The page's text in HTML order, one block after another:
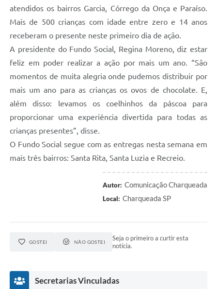
atendidos os bairros Garcia, Córrego da Onça e Paraíso.
Mais de 500 crianças com idade entre zero e 14 anos
receberam o presente neste primeiro dia de ação.
A presidente do Fundo Social, Regina Moreno, diz estar
feliz em poder realizar a ação por mais um ano. “São
momentos de muita alegria onde pudemos distribuir por
mais um ano para as crianças os ovos de chocolate. E,
além disso: levamos os coelhinhos da páscoa para
proporcionar uma experiência divertida para todas as
crianças presentes”, disse.
O Fundo Social segue com as entregas nesta semana em
mais três bairros: Santa Rita, Santa Luzia e Recreio.
Autor: Comunicação Charqueada
Local: Charqueada SP
GOSTEI NÃO GOSTEI
Seja o primeiro a curtir esta
notícia.
Secretarias Vinculadas